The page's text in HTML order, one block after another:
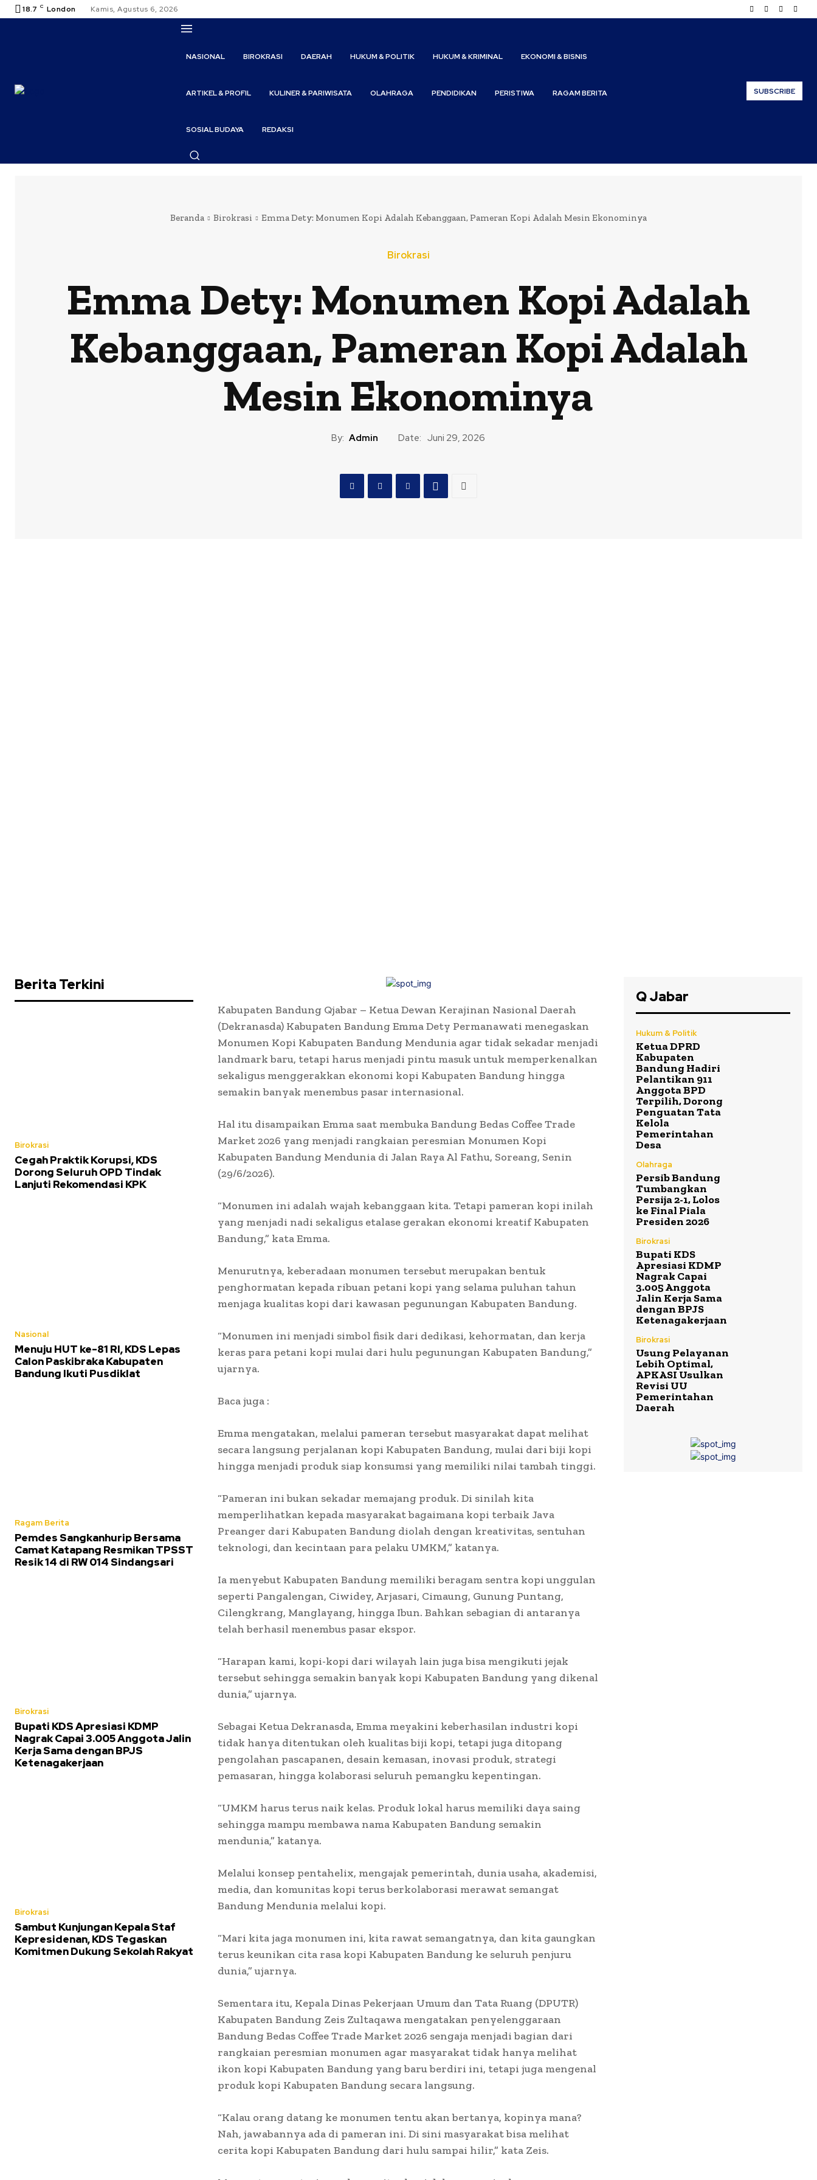
18.7 C London Kamis, Agustus 6, 2026
NASIONAL BIROKRASI DAERAH HUKUM & POLITIK HUKUM & KRIMINAL EKONOMI & BISNIS
ARTIKEL & PROFIL KULINER & PARIWISATA OLAHRAGA PENDIDIKAN PERISTIWA RAGAM BERITA
SOSIAL BUDAYA REDAKSI
SUBSCRIBE
Beranda Birokrasi Emma Dety: Monumen Kopi Adalah Kebanggaan, Pameran Kopi Adalah Mesin Ekonominya
Birokrasi
Emma Dety: Monumen Kopi Adalah
Kebanggaan, Pameran Kopi Adalah
Mesin Ekonominya
By: Admin Date: Juni 29, 2026
Berita Terkini
Birokrasi
Cegah Praktik Korupsi, KDS
Dorong Seluruh OPD Tindak
Lanjuti Rekomendasi KPK
Nasional
Menuju HUT ke-81 RI, KDS Lepas
Calon Paskibraka Kabupaten
Bandung Ikuti Pusdiklat
Ragam Berita
Pemdes Sangkanhurip Bersama
Camat Katapang Resmikan TPSST
Resik 14 di RW 014 Sindangsari
Birokrasi
Bupati KDS Apresiasi KDMP
Nagrak Capai 3.005 Anggota Jalin
Kerja Sama dengan BPJS
Ketenagakerjaan
Birokrasi
Sambut Kunjungan Kepala Staf
Kepresidenan, KDS Tegaskan
Komitmen Dukung Sekolah Rakyat
Kabupaten Bandung Qjabar – Ketua Dewan Kerajinan Nasional Daerah
(Dekranasda) Kabupaten Bandung Emma Dety Permanawati menegaskan
Monumen Kopi Kabupaten Bandung Mendunia agar tidak sekadar menjadi
landmark baru, tetapi harus menjadi pintu masuk untuk memperkenalkan
sekaligus menggerakkan ekonomi kopi Kabupaten Bandung hingga
semakin banyak menembus pasar internasional.
Hal itu disampaikan Emma saat membuka Bandung Bedas Coffee Trade
Market 2026 yang menjadi rangkaian peresmian Monumen Kopi
Kabupaten Bandung Mendunia di Jalan Raya Al Fathu, Soreang, Senin
(29/6/2026).
“Monumen ini adalah wajah kebanggaan kita. Tetapi pameran kopi inilah
yang menjadi nadi sekaligus etalase gerakan ekonomi kreatif Kabupaten
Bandung,” kata Emma.
Menurutnya, keberadaan monumen tersebut merupakan bentuk
penghormatan kepada ribuan petani kopi yang selama puluhan tahun
menjaga kualitas kopi dari kawasan pegunungan Kabupaten Bandung.
“Monumen ini menjadi simbol fisik dari dedikasi, kehormatan, dan kerja
keras para petani kopi mulai dari hulu pegunungan Kabupaten Bandung,”
ujarnya.
Baca juga :
Emma mengatakan, melalui pameran tersebut masyarakat dapat melihat
secara langsung perjalanan kopi Kabupaten Bandung, mulai dari biji kopi
hingga menjadi produk siap konsumsi yang memiliki nilai tambah tinggi.
“Pameran ini bukan sekadar memajang produk. Di sinilah kita
memperlihatkan kepada masyarakat bagaimana kopi terbaik Java
Preanger dari Kabupaten Bandung diolah dengan kreativitas, sentuhan
teknologi, dan kecintaan para pelaku UMKM,” katanya.
Ia menyebut Kabupaten Bandung memiliki beragam sentra kopi unggulan
seperti Pangalengan, Ciwidey, Arjasari, Cimaung, Gunung Puntang,
Cilengkrang, Manglayang, hingga Ibun. Bahkan sebagian di antaranya
telah berhasil menembus pasar ekspor.
“Harapan kami, kopi-kopi dari wilayah lain juga bisa mengikuti jejak
tersebut sehingga semakin banyak kopi Kabupaten Bandung yang dikenal
dunia,” ujarnya.
Sebagai Ketua Dekranasda, Emma meyakini keberhasilan industri kopi
tidak hanya ditentukan oleh kualitas biji kopi, tetapi juga ditopang
pengolahan pascapanen, desain kemasan, inovasi produk, strategi
pemasaran, hingga kolaborasi seluruh pemangku kepentingan.
“UMKM harus terus naik kelas. Produk lokal harus memiliki daya saing
sehingga mampu membawa nama Kabupaten Bandung semakin
mendunia,” katanya.
Melalui konsep pentahelix, mengajak pemerintah, dunia usaha, akademisi,
media, dan komunitas kopi terus berkolaborasi merawat semangat
Bandung Mendunia melalui kopi.
“Mari kita jaga monumen ini, kita rawat semangatnya, dan kita gaungkan
terus keunikan cita rasa kopi Kabupaten Bandung ke seluruh penjuru
dunia,” ujarnya.
Sementara itu, Kepala Dinas Pekerjaan Umum dan Tata Ruang (DPUTR)
Kabupaten Bandung Zeis Zultaqawa mengatakan penyelenggaraan
Bandung Bedas Coffee Trade Market 2026 sengaja menjadi bagian dari
rangkaian peresmian monumen agar masyarakat tidak hanya melihat
ikon kopi Kabupaten Bandung yang baru berdiri ini, tetapi juga mengenal
produk kopi Kabupaten Bandung secara langsung.
“Kalau orang datang ke monumen tentu akan bertanya, kopinya mana?
Nah, jawabannya ada di pameran ini. Di sini masyarakat bisa melihat
cerita kopi Kabupaten Bandung dari hulu sampai hilir,” kata Zeis.
Q Jabar
Hukum & Politik
Ketua DPRD
Kabupaten
Bandung Hadiri
Pelantikan 911
Anggota BPD
Terpilih, Dorong
Penguatan Tata
Kelola
Pemerintahan
Desa
Olahraga
Persib Bandung
Tumbangkan
Persija 2-1, Lolos
ke Final Piala
Presiden 2026
Birokrasi
Bupati KDS
Apresiasi KDMP
Nagrak Capai
3.005 Anggota
Jalin Kerja Sama
dengan BPJS
Ketenagakerjaan
Birokrasi
Usung Pelayanan
Lebih Optimal,
APKASI Usulkan
Revisi UU
Pemerintahan
Daerah